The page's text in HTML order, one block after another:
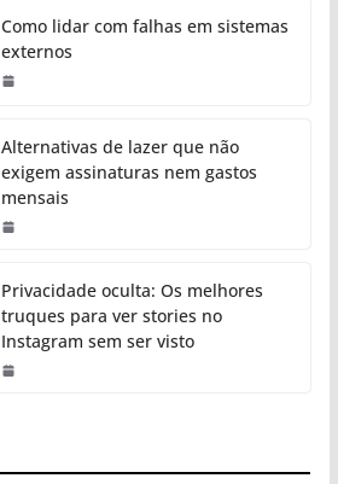
Como lidar com falhas em sistemas
externos
Alternativas de lazer que não
exigem assinaturas nem gastos
mensais
Privacidade oculta: Os melhores
truques para ver stories no
Instagram sem ser visto